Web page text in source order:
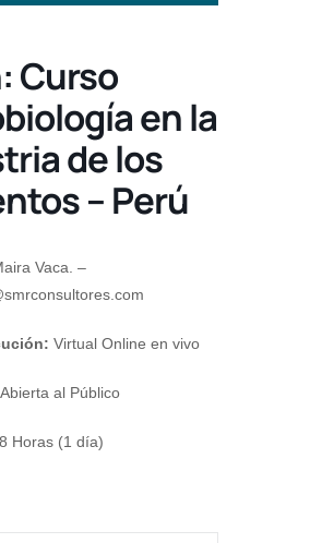
Curso
en la
de los
– Perú
Vaca. –
Virtual Online en vivo
Abierta al Público
Horas (1 día)